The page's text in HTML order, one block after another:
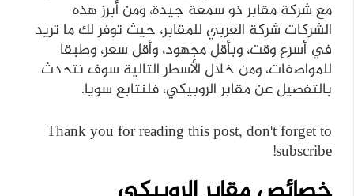
مع شركة مقابر ذو سمعة جيدة، ومن أبرز هذه
الشركات شركة العربي للمقابر، حيث توفر لك ما تريد
في أسرع وقت، وبأقل مجهود، وأقل سعر، وطبقا
للمواصفات، ومن خلال الأسطر التالية سوف نتحدث
بالتفصيل عن مقابر الروبيكي، فلنتابع سويا.
Thank you for reading this post, don't forget to
subscribe!